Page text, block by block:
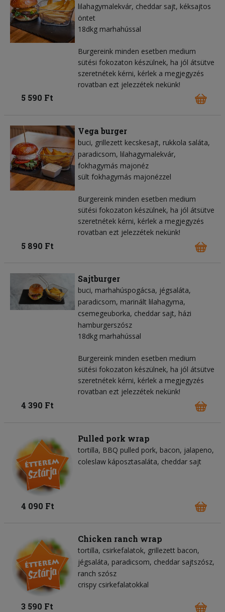
lilahagymalekvár cheddar sajt kéksajtos
öntet
18dkg marhahússal
Burgereink minden esetben medium
sütési fokozaton készülnek, ha jól átsütve
szeretnétek kérni, kérlek a megjegyzés
rovatban ezt jelezzétek nekünk!
5 590 Ft
Vega burger
buci grillezett kecskesajt rukkola saláta
paradicsom lilahagymalekvár
fokhagymás majonéz
sült fokhagymás majonézzel
Burgereink minden esetben medium
sütési fokozaton készülnek, ha jól átsütve
szeretnétek kérni, kérlek a megjegyzés
rovatban ezt jelezzétek nekünk!
5 890 Ft
Sajtburger
buci marhahúspogácsa jégsaláta
paradicsom marinált lilahagyma
csemegeuborka cheddar sajt házi
hamburgerszósz
18dkg marhahússal
Burgereink minden esetben medium
sütési fokozaton készülnek, ha jól átsütve
szeretnétek kérni, kérlek a megjegyzés
rovatban ezt jelezzétek nekünk!
4 390 Ft
Pulled pork wrap
tortilla BBQ pulled pork bacon jalapeno
coleslaw káposztasaláta cheddar sajt
4 090 Ft
Chicken ranch wrap
tortilla csirkefalatok grillezett bacon
jégsaláta paradicsom cheddar sajtszósz
ranch szósz
crispy csirkefalatokkal
3 590 Ft